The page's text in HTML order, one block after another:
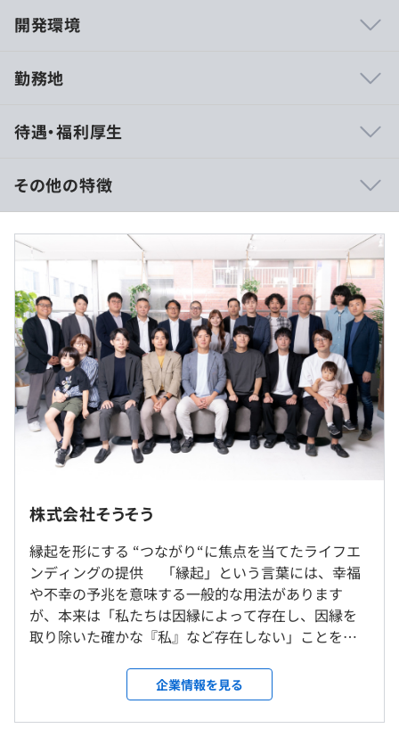
開発環境
『SouSou』
らないように情報を整理できるエンディングノート。
亡くなった後で、大切な人に向けて言葉を届けることがで
きるタイムカプセルレター。
家族や友人との想い出を共有し、大切な人を追悼するメモ
リアルページ。
『SouSou』は、縁起をデジタルの力で形にすることで新
しいライフエンディングの体験を提供し、ひとりひとりが
「縁起」を大切にする未来を築いていきます。
《新機能リリース：デジタル逝去判定》
2025年7月3日、SouSouはバージョン1.1.1へのアップデ
ートをおこない、新機能「デジタル逝去判定」をリリース
しました。
この機能は、SouSouがユーザーの逝去の可能性を自動で
検知し、生前に本人が登録した「管理者（判定者）」に最
な仕組みです。
デジタル逝去判定の導入により、逝去の検知漏れを防ぎ、
逝去を起点とする「タイムカプセルレターの送信」や「エ
ンディングノートの公開」といった各種機能を確実にご利
用いただけるようになります。
今後は、葬儀会社や保険会社などの外部事業者とも連携を
強化し、逝去情報を自動的に共有できる仕組みの開発も進
勤務地
能）： 実際に地方在住のメンバーも在籍しています。
・出社について： 希望する場合は出社いただくことも可
能です。オフィス出社時は王子駅から車送迎あり。
就業場所の変更範囲
＜雇入時＞
本社、および自宅
待遇・福利厚生
■月給：約50万〜67万円（固定残業代を含む）
■基本給：約41万～55万円
■固定残業代：30時間分、約9万～12万円（超過分は別途
支給）
（※想定年収は年収提示額を保証するものではありません）
フルフレックス（コアタイムなし）
休憩時間：休憩時間：60分
完全週休2日制(土・日)
年末年始休暇
その他の特徴
株式会社そうそう
縁起を形にする “つながり“に焦点を当てたライフエ
ンディングの提供 「縁起」という言葉には、幸福
や不幸の予兆を意味する一般的な用法があります
が、本来は「私たちは因縁によって存在し、因縁を
取り除いた確かな『私』など存在しない」ことを意
作られた存在であり、一人では存在し得ません。
私たちは、人と人との縁起をデジタルの力で形にす
ることで新しいライフエンディングの体験を提供
企業情報を見る